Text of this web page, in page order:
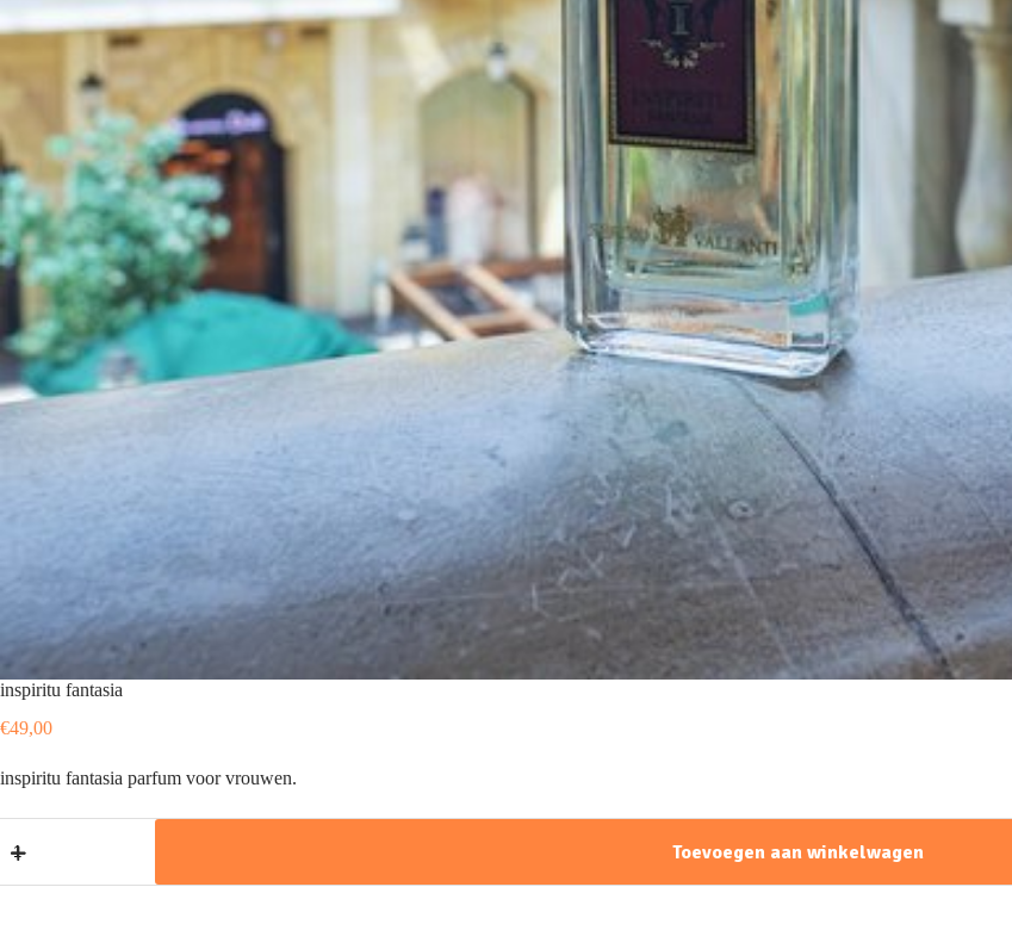
inspiritu fantasia
€49,00
inspiritu fantasia parfum voor vrouwen.
fantasia
Toevoegen aan winkelwagen